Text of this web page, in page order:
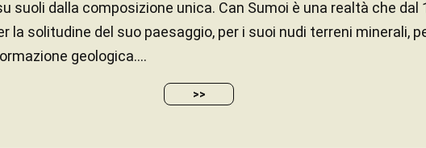
suoli dalla composizione unica. Can Sumoi è una realtà che dal
la solitudine del suo paesaggio, per i suoi nudi terreni minerali,
geologica....
>>